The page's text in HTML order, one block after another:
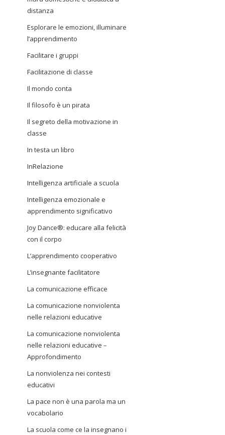
distanza
Esplorare le emozioni, illuminare
l’apprendimento
Facilitare i gruppi
Facilitazione di classe
Il mondo conta
Il filosofo è un pirata
Il segreto della motivazione in
classe
In testa un libro
InRelazione
Intelligenza artificiale a scuola
Intelligenza emozionale e
apprendimento significativo
Joy Dance®: educare alla felicità
con il corpo
L’apprendimento cooperativo
L’insegnante facilitatore
La comunicazione efficace
La comunicazione nonviolenta
nelle relazioni educative
La comunicazione nonviolenta
nelle relazioni educative –
Approfondimento
La nonviolenza nei contesti
educativi
La pace non è una parola ma un
vocabolario
La scuola come ce la insegnano i